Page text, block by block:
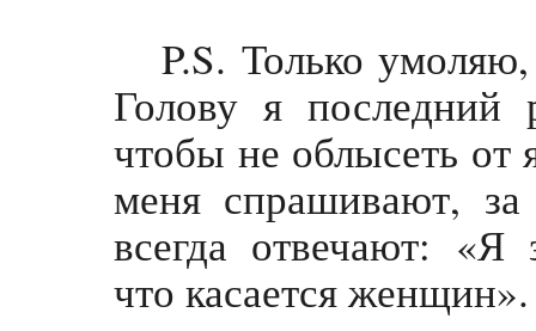
P.S. Только
Голову я последний
чтобы не облысеть от
меня спрашивают,
всегда отвечают: «Я
что касается женщин».